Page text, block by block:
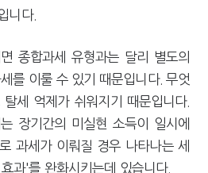
니다.
종합과세 유형과는 달리 별도의
를 이룰 수 있기 때문입니다. 무엇
세 억제가 쉬워지기 때문입니다.
장기간의 미실현 소득이 일시에
과세가 이뤄질 경우 나타나는 세
과'를 완화시키는데 있습니다.